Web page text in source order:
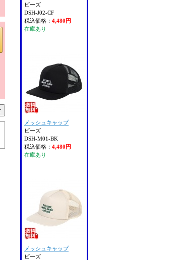
ビーズ
DSH-J02-CF
税込価格： 4,480円
在庫あり
メッシュキャップ
ビーズ
DSH-M01-BK
税込価格： 4,480円
在庫あり
メッシュキャップ
ビーズ